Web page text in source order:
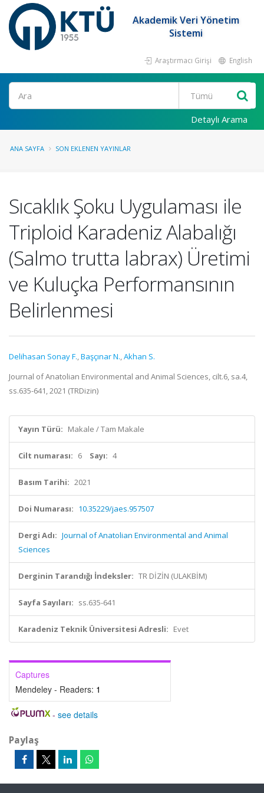
Akademik Veri Yönetim
Sistemi
Araştırmacı Girişi English
Ara
Detaylı Arama
ANA SAYFA SON EKLENEN YAYINLAR
Sıcaklık Şoku Uygulaması ile
Triploid Karadeniz Alabalığı
(Salmo trutta labrax) Üretimi
ve Kuluçka Performansının
Belirlenmesi
Delihasan Sonay F.,Başçınar N.,Akhan S.
Journal of Anatolian Environmental and Animal Sciences, cilt.6, sa.4,
ss.635-641, 2021 (TRDizin)
Yayın Türü: Makale / Tam Makale
Cilt numarası: 6 Sayı: 4
Basım Tarihi: 2021
Doi Numarası: 10.35229/jaes.957507
Dergi Adı: Journal of Anatolian Environmental and Animal
Sciences
Derginin Tarandığı İndeksler: TR DİZİN (ULAKBİM)
Sayfa Sayıları: ss.635-641
Karadeniz Teknik Üniversitesi Adresli: Evet
Captures
Mendeley - Readers: 1
- see details
Paylaş